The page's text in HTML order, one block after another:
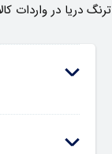
ترنگ دریا در واردات